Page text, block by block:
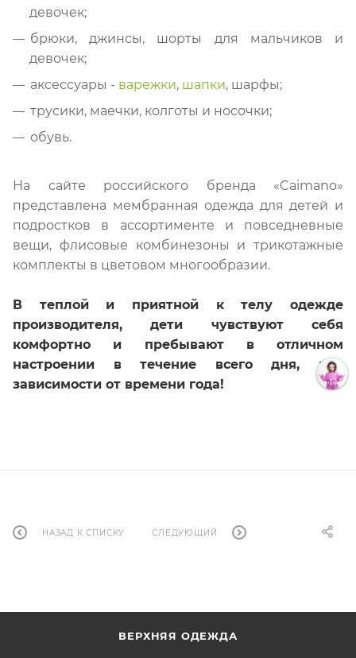
девочек;
брюки, джинсы, шорты для мальчиков и
девочек;
аксессуары - варежки, шапки, шарфы;
трусики, маечки, колготы и носочки;
обувь.
На сайте российского бренда «Caimano»
представлена мембранная одежда для детей и
подростков в ассортименте и повседневные
вещи, флисовые комбинезоны и трикотажные
комплекты в цветовом многообразии.
В теплой и приятной к телу одежде
производителя, дети чувствуют себя
комфортно и пребывают в отличном
настроении в течение всего дня, вне
зависимости от времени года!
НАЗАД К СПИСКУ СЛЕДУЮЩИЙ
ВЕРХНЯЯ ОДЕЖДА